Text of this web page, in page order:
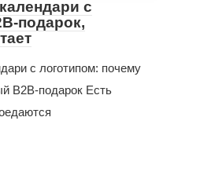
с
подарок,
с логотипом: почему
B2B-подарок Есть